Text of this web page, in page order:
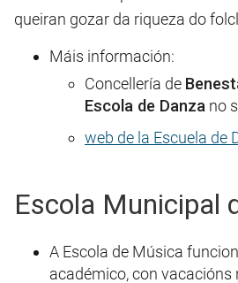
queiran gozar da riqueza do
Máis información:
Concellería de
Escola de Danza no
web de la Escuela de
Escola Municipal
A Escola de Música
académico, con vacacións